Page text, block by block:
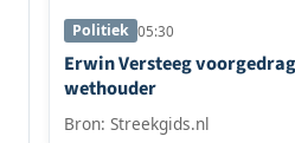
Politiek 05:30
Erwin Versteeg
wethouder
Bron: Streekgids.nl